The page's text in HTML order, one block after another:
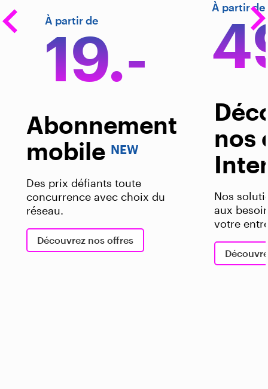
À partir de
19.-
Abonnement
mobile NEW
Des prix défiants toute
concurrence avec choix du
réseau.
Découvrez nos offres
À partir de
nos
Nos
aux
votre
À partir de
34.-
YverdonMAX
NEW
Le Giga au meilleur prix de
Suisse.
En savoir plus
À
d’un